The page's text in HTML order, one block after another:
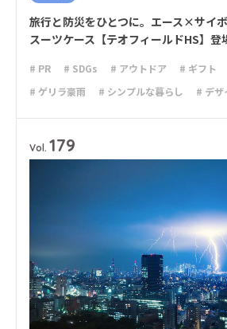
旅行と防災をひとつに。エース×サイ
スーツケース【テオフィールドHS】登
# PR # SDGs # アウトドア # ギフト
# ゲリラ豪雨
# シンプルな暮らし
# デザ
# 大雪
# 新商品
# 防災グッズ
# 防災備蓄 # 非常食
Vol. 179